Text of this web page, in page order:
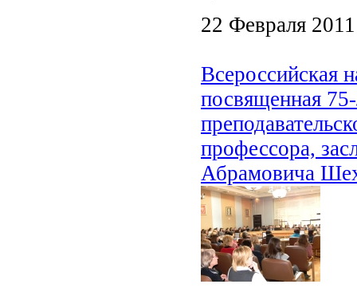
22 Февраля 2011
Всероссийская
посвященная
профессора,
Абрамовича